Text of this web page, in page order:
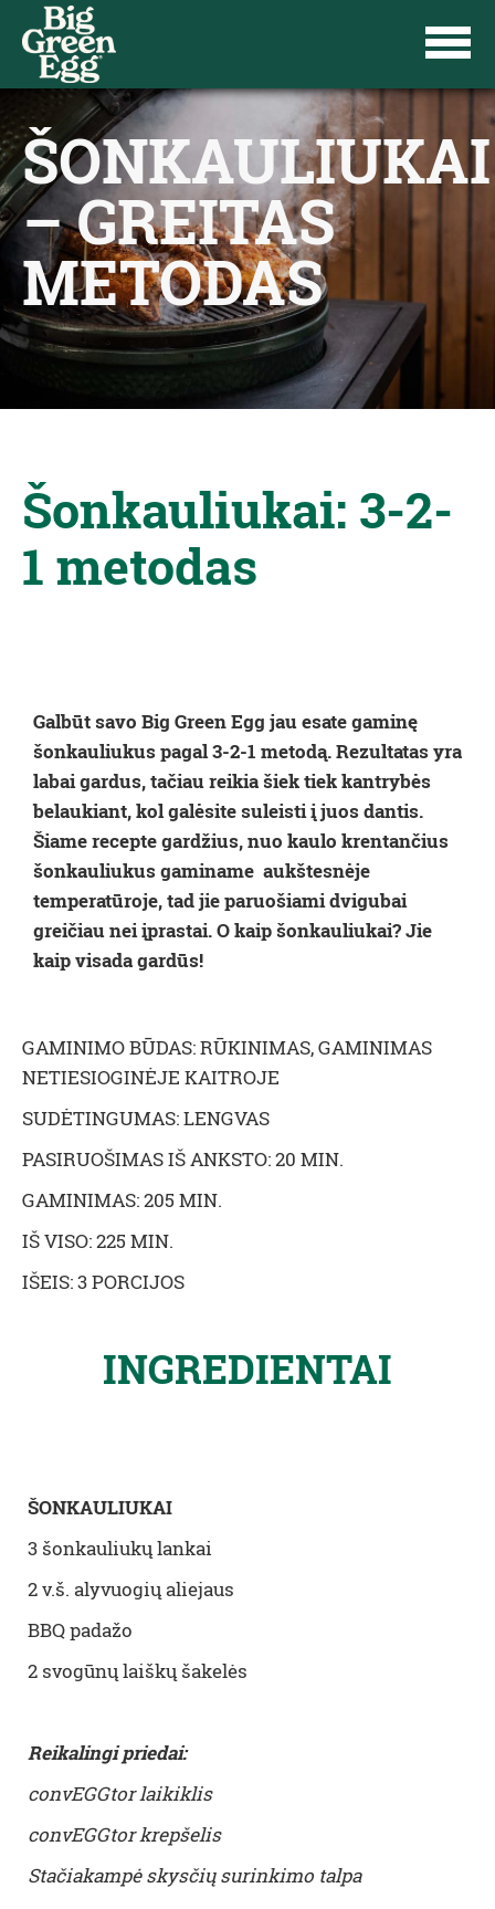
ŠONKAULIUKAI
– GREITAS
METODAS
Šonkauliukai: 3-2-
1 metodas
Galbūt savo Big Green Egg jau esate gaminę
šonkauliukus pagal 3-2-1 metodą. Rezultatas yra
labai gardus, tačiau reikia šiek tiek kantrybės
belaukiant, kol galėsite suleisti į juos dantis.
Šiame recepte gardžius, nuo kaulo krentančius
šonkauliukus gaminame aukštesnėje
temperatūroje, tad jie paruošiami dvigubai
greičiau nei įprastai. O kaip šonkauliukai? Jie
kaip visada gardūs!
GAMINIMO BŪDAS: RŪKINIMAS, GAMINIMAS
NETIESIOGINĖJE KAITROJE
SUDĖTINGUMAS: LENGVAS
PASIRUOŠIMAS IŠ ANKSTO: 20 MIN.
GAMINIMAS: 205 MIN.
IŠ VISO: 225 MIN.
IŠEIS: 3 PORCIJOS
INGREDIENTAI
ŠONKAULIUKAI
3 šonkauliukų lankai
2 v.š. alyvuogių aliejaus
BBQ padažo
2 svogūnų laiškų šakelės
Reikalingi priedai:
convEGGtor laikiklis
convEGGtor krepšelis
Stačiakampė skysčių surinkimo talpa